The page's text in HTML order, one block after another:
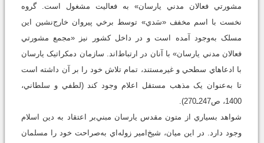
مشورتي فعالان مدني يارسان» به فعاليت مشغول است. گروه
نخست با اسم مخفف «سَدي» توسط برخي پيروان خارج‌نشين اين
مسلک به‌وجود آمده است و در داخل کشور نيز «مجمع مشورتي
فعالان مدني يارسان» با آنان در ارتباط‌اند. سازمان دمکراتيک يارسان
با ادعاهاي سطحي و غيرمستند، تمام تلاش خود را بر آن داشته است
تا به‌عنوان يک مذهب مستقل اعلام وجود کند (لطفي و سلطاني،
1400، ص247ـ270).
شواهد بسياري از متون مقدس يارسان مبني‌بر اعتقاد به دين اسلام
وجود دارد. در اين ميان، شيخ‌امير زوله‌اي به‌صراحت خود را مسلمان